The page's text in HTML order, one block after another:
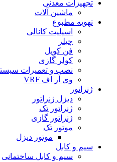
تجهیزات معدنی
ماشین آلات
تهویه مطبوع
اسپلیت کانالی
چیلر
فن کویل
کولر گازی
نصب و تعمیرات
وی آر اف VRF
ژنراتور
دیزل ژنراتور
ژنراتور تک
ژنراتور گازی
موتور تک
موتور دیزل
سیم و کابل
سیم و کابل ساختمانی